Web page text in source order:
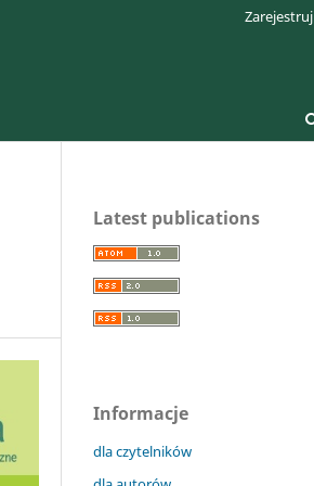
Zarejestruj
Latest publications
Informacje
dla czytelników